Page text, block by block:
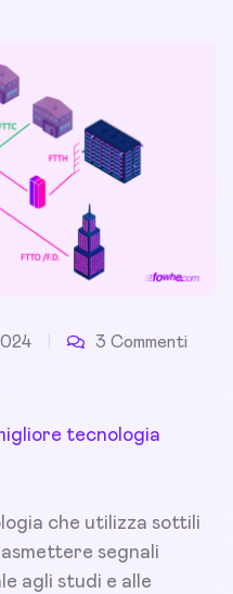
3 Commenti
tecnologia
che utilizza sottili
segnali
agli studi e alle